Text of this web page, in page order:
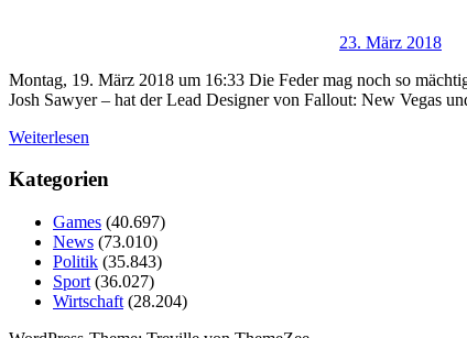
23. März 2018
Montag, 19. März 2018 um 16:33 Die Feder mag noch so
Josh Sawyer – hat der Lead Designer von Fallout: New Vegas
Weiterlesen
Kategorien
Games (40.697)
News (73.010)
Politik (35.843)
Sport (36.027)
Wirtschaft (28.204)